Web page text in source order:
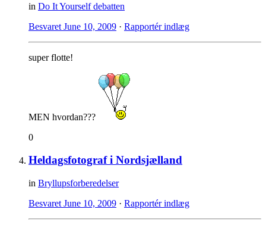
in Do It Yourself debatten
Besvaret June 10, 2009 · Rapportér indlæg
super flotte!
MEN hvordan???
0
Heldagsfotograf i Nordsjælland
in Bryllupsforberedelser
Besvaret June 10, 2009 · Rapportér indlæg